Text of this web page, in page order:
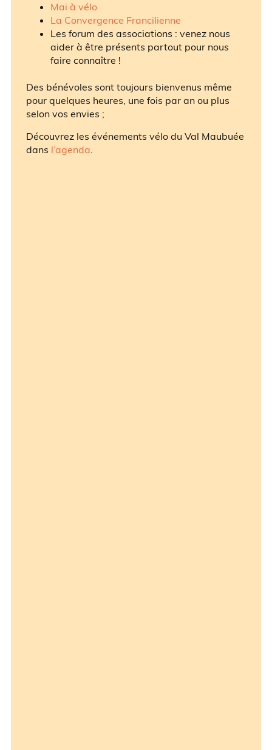
Mai à vélo
La Convergence Francilienne
Les forum des associations : venez nous
aider à être présents partout pour nous
faire connaître !
Des bénévoles sont toujours bienvenus même
pour quelques heures, une fois par an ou plus
selon vos envies ;
Découvrez les événements vélo du Val Maubuée
dans l’agenda